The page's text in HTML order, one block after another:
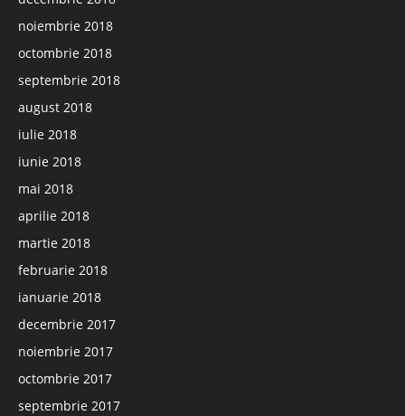
noiembrie 2018
octombrie 2018
septembrie 2018
august 2018
iulie 2018
iunie 2018
mai 2018
aprilie 2018
martie 2018
februarie 2018
ianuarie 2018
decembrie 2017
noiembrie 2017
octombrie 2017
septembrie 2017